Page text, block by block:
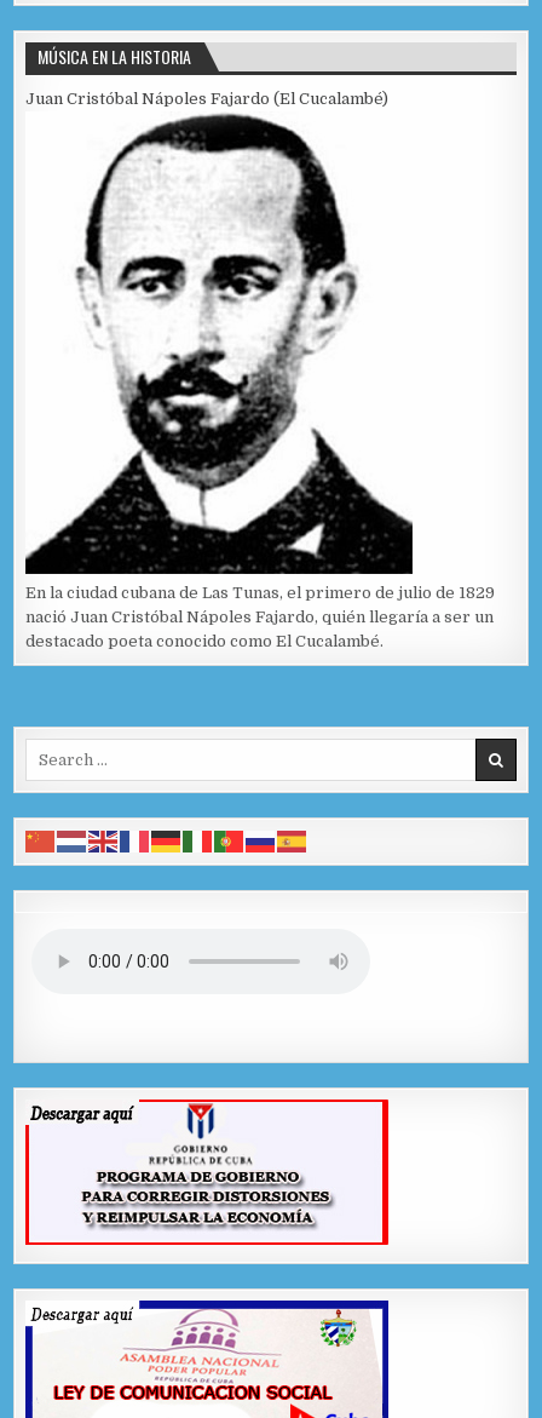
MÚSICA EN LA HISTORIA
Juan Cristóbal Nápoles Fajardo (El Cucalambé)
En la ciudad cubana de Las Tunas, el primero de julio de 1829
nació Juan Cristóbal Nápoles Fajardo, quién llegaría a ser un
destacado poeta conocido como El Cucalambé.